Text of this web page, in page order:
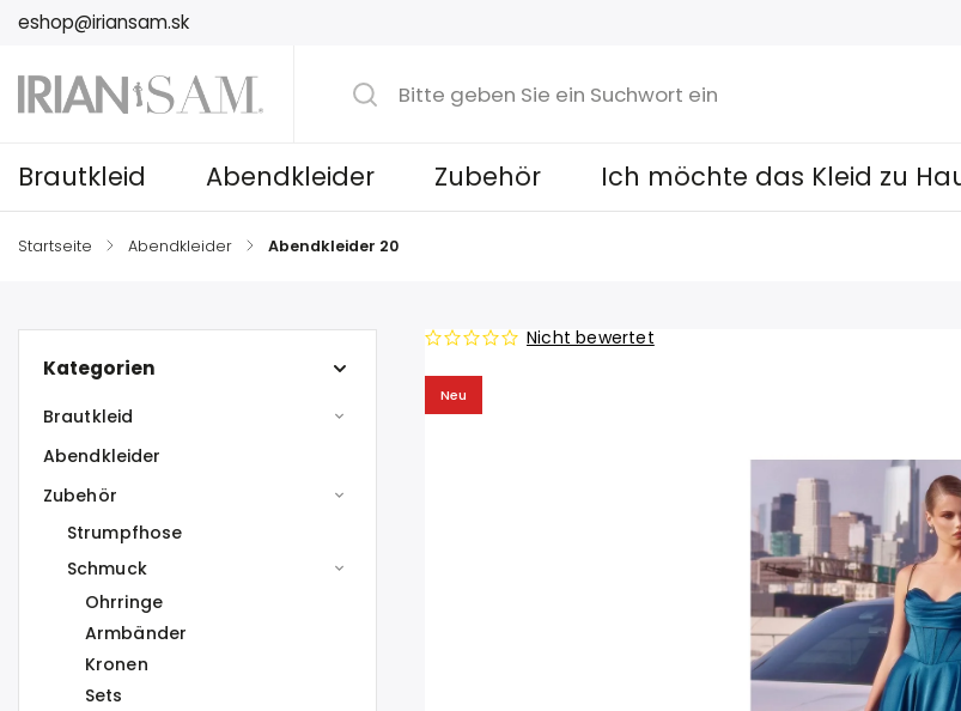
eshop@iriansam.sk
Brautkleid Abendkleider Zubehör Ich möchte das Kleid zu
Startseite / Abendkleider / Abendkleider 20
Kategorien
Brautkleid
Abendkleider
Zubehör
Strumpfhose
Schmuck
Ohrringe
Armbänder
Kronen
Sets
Neu
Nicht bewertet